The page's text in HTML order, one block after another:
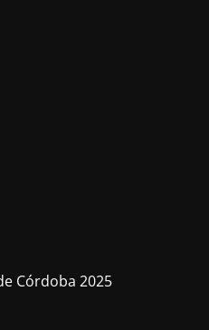
Córdoba 2025